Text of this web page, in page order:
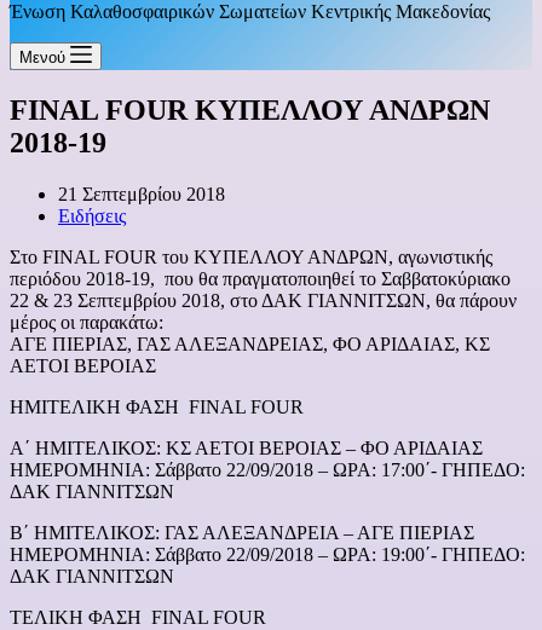
Ένωση Καλαθοσφαιρικών Σωματείων Κεντρικής Μακεδονίας
Μενού
FINAL FOUR ΚΥΠΕΛΛΟΥ ΑΝΔΡΩΝ
2018-19
21 Σεπτεμβρίου 2018
Ειδήσεις
Στο FINAL FOUR του ΚΥΠΕΛΛΟΥ ΑΝΔΡΩΝ, αγωνιστικής
περιόδου 2018-19, που θα πραγματοποιηθεί το Σαββατοκύριακο
22 & 23 Σεπτεμβρίου 2018, στο ΔΑΚ ΓΙΑΝΝΙΤΣΩΝ, θα πάρουν
μέρος οι παρακάτω:
ΑΓΕ ΠΙΕΡΙΑΣ, ΓΑΣ ΑΛΕΞΑΝΔΡΕΙΑΣ, ΦΟ ΑΡΙΔΑΙΑΣ, ΚΣ
ΑΕΤΟΙ ΒΕΡΟΙΑΣ
ΗΜΙΤΕΛΙΚΗ ΦΑΣΗ FINAL FOUR
Α΄ ΗΜΙΤΕΛΙΚΟΣ: ΚΣ ΑΕΤΟΙ ΒΕΡΟΙΑΣ – ΦΟ ΑΡΙΔΑΙΑΣ
ΗΜΕΡΟΜΗΝΙΑ: Σάββατο 22/09/2018 – ΩΡΑ: 17:00΄- ΓΗΠΕΔΟ:
ΔΑΚ ΓΙΑΝΝΙΤΣΩΝ
Β΄ ΗΜΙΤΕΛΙΚΟΣ: ΓΑΣ ΑΛΕΞΑΝΔΡΕΙΑ – ΑΓΕ ΠΙΕΡΙΑΣ
ΗΜΕΡΟΜΗΝΙΑ: Σάββατο 22/09/2018 – ΩΡΑ: 19:00΄- ΓΗΠΕΔΟ:
ΔΑΚ ΓΙΑΝΝΙΤΣΩΝ
ΤΕΛΙΚΗ ΦΑΣΗ FINAL FOUR